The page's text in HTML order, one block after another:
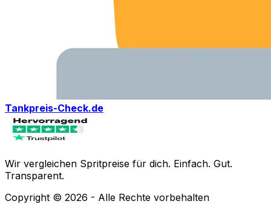
Tankpreis-Check.de
Wir vergleichen Spritpreise für dich. Einfach. Gut.
Transparent.
Copyright © 2026 - Alle Rechte vorbehalten